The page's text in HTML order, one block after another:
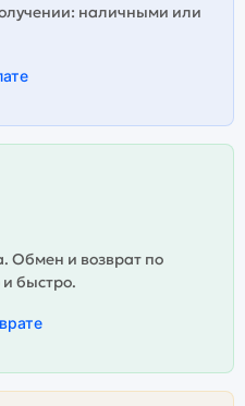
наличными или
Обмен и возврат по
быстро.